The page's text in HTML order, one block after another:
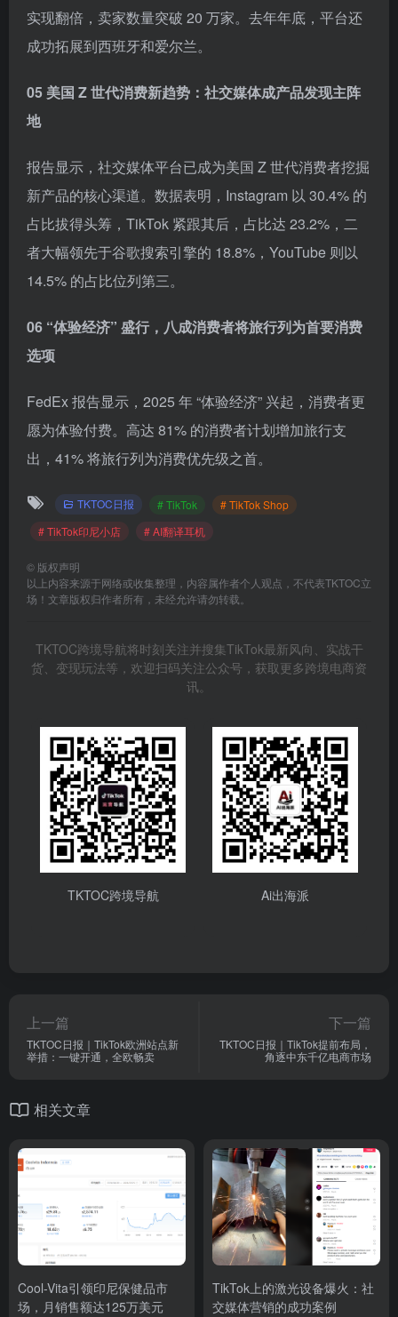
实现翻倍，卖家数量突破 20 万家。去年年底，平台还
成功拓展到西班牙和爱尔兰。
05 美国 Z 世代消费新趋势：社交媒体成产品发现主阵
地
报告显示，社交媒体平台已成为美国 Z 世代消费者挖掘
新产品的核心渠道。数据表明，Instagram 以 30.4% 的
占比拔得头筹，TikTok 紧跟其后，占比达 23.2%，二
者大幅领先于谷歌搜索引擎的 18.8%，YouTube 则以
14.5% 的占比位列第三。
06 “体验经济” 盛行，八成消费者将旅行列为首要消费
选项
FedEx 报告显示，2025 年 “体验经济” 兴起，消费者更
愿为体验付费。高达 81% 的消费者计划增加旅行支
出，41% 将旅行列为消费优先级之首。
TKTOC日报 # TikTok
# TikTok Shop
# TikTok印尼小店
# AI翻译耳机
© 版权声明
以上内容来源于网络或收集整理，内容属作者个人观点，不代表TKTOC立
场！文章版权归作者所有，未经允许请勿转载。
TKTOC跨境导航将时刻关注并搜集TikTok最新风向、实战干
货、变现玩法等，欢迎扫码关注公众号，获取更多跨境电商资
讯。
TKTOC跨境导航 Ai出海派
上一篇
TKTOC日报｜TikTok欧洲站点新
举措：一键开通，全欧畅卖
下一篇
TKTOC日报｜TikTok提前布局，
角逐中东千亿电商市场
相关文章
Cool-Vita引领印尼保健品市
场，月销售额达125万美元
TikTok上的激光设备爆火：社
交媒体营销的成功案例